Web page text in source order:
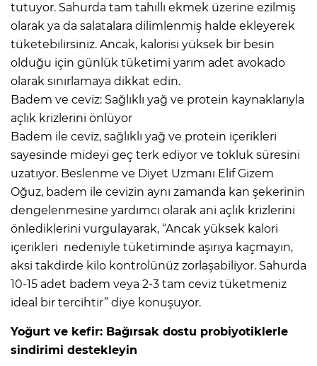
tutuyor. Sahurda tam tahıllı ekmek üzerine ezilmiş
olarak ya da salatalara dilimlenmiş halde ekleyerek
tüketebilirsiniz. Ancak, kalorisi yüksek bir besin
olduğu için günlük tüketimi yarım adet avokado
olarak sınırlamaya dikkat edin.
Badem ve ceviz: Sağlıklı yağ ve protein kaynaklarıyla
açlık krizlerini önlüyor
Badem ile ceviz, sağlıklı yağ ve protein içerikleri
sayesinde mideyi geç terk ediyor ve tokluk süresini
uzatıyor. Beslenme ve Diyet Uzmanı Elif Gizem
Oğuz, badem ile cevizin aynı zamanda kan şekerinin
dengelenmesine yardımcı olarak ani açlık krizlerini
önlediklerini vurgulayarak, “Ancak yüksek kalori
içerikleri nedeniyle tüketiminde aşırıya kaçmayın,
aksi takdirde kilo kontrolünüz zorlaşabiliyor. Sahurda
10-15 adet badem veya 2-3 tam ceviz tüketmeniz
ideal bir tercihtir” diye konuşuyor.
Yoğurt ve kefir: Bağırsak dostu probiyotiklerle
sindirimi destekleyin